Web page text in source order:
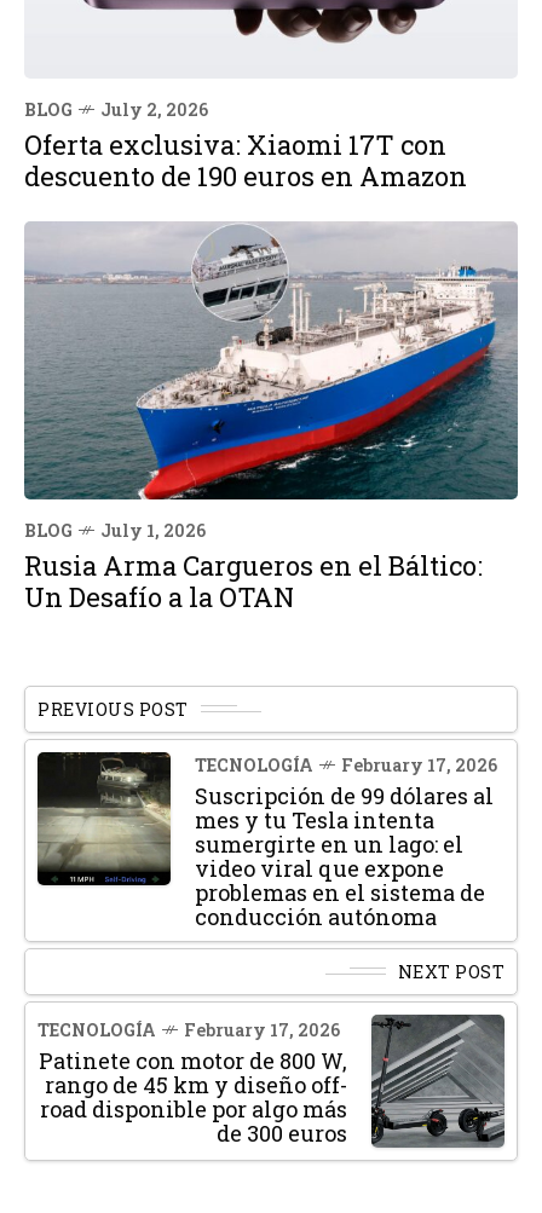
BLOG July 2, 2026
Oferta exclusiva: Xiaomi 17T con
descuento de 190 euros en Amazon
BLOG July 1, 2026
Rusia Arma Cargueros en el Báltico:
Un Desafío a la OTAN
PREVIOUS POST
TECNOLOGÍA February 17, 2026
Suscripción de 99 dólares al
mes y tu Tesla intenta
sumergirte en un lago: el
video viral que expone
problemas en el sistema de
conducción autónoma
NEXT POST
TECNOLOGÍA February 17, 2026
Patinete con motor de 800 W,
rango de 45 km y diseño off-
road disponible por algo más
de 300 euros